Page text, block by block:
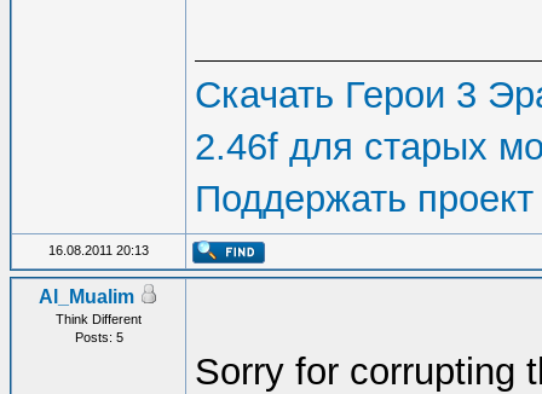
Скачать Герои 3
2.46f для старых
Поддержать проект
16.08.2011 20:13
Al_Mualim
Think Different
Posts: 5
Sorry for corrupting